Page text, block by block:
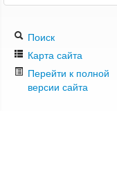
Поиск
Карта сайта
Перейти к полной
версии сайта